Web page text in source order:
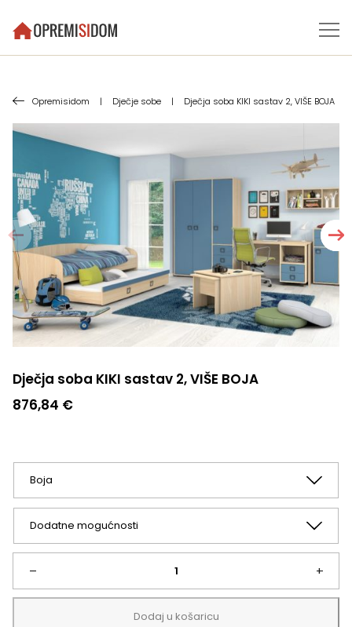
Opremisidom | Dječje sobe | Dječja soba KIKI sastav 2, VIŠE BOJA
Dječja soba KIKI sastav 2, VIŠE BOJA
876,84 €
–
Dječja
soba
+
Dodaj u košaricu